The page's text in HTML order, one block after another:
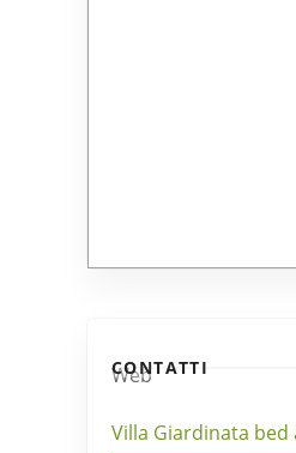
CONTATTI
Web
Villa Giardinata